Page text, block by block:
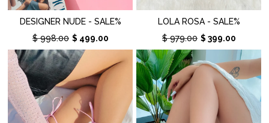
DESIGNER NUDE - SALE%
$ 998.00 $ 499.00
LOLA ROSA - SALE%
$ 979.00 $ 399.00